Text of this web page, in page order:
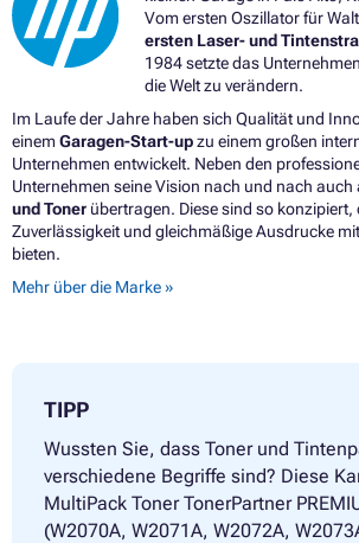
Vom ersten Oszillator für
ersten Laser- und
1984 setzte das
die Welt zu verändern.
Im Laufe der Jahre haben sich Qualität und
einemGaragen-Start-upzu einem großen
Unternehmen entwickelt. Neben den
Unternehmen seine Vision nach und nach auch
und Toner übertragen. Diese sind so
Zuverlässigkeit und gleichmäßige Ausdrucke
bieten.
Mehr über die Marke »
TIPP
Wussten Sie, dass Toner und
verschiedene Begriffe sind? Diese
MultiPack Toner TonerPartner
(W2070A, W2071A, W2072A,